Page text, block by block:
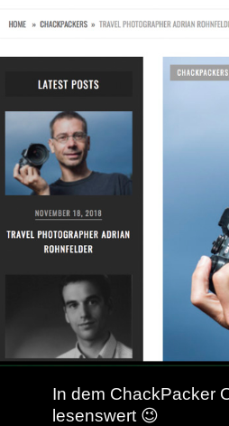
In dem ChackPacker
lesenswert 😉